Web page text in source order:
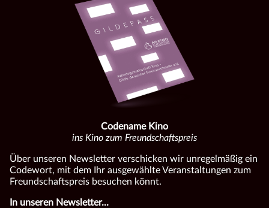
Codename Kino
ins Kino zum Freundschaftspreis
Über unseren Newsletter verschicken wir unregelmäßig ein
Codewort, mit dem Ihr ausgewählte Veranstaltungen zum
Freundschaftspreis besuchen könnt.
In unseren Newsletter...